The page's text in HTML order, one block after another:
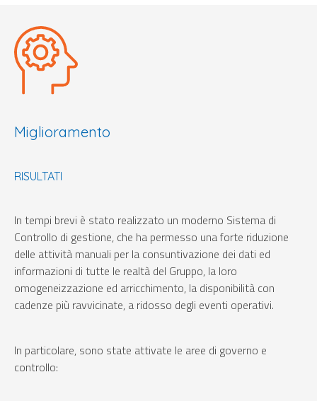
Miglioramento
RISULTATI
In tempi brevi è stato realizzato un moderno Sistema di
Controllo di gestione, che ha permesso una forte riduzione
delle attività manuali per la consuntivazione dei dati ed
informazioni di tutte le realtà del Gruppo, la loro
omogeneizzazione ed arricchimento, la disponibilità con
cadenze più ravvicinate, a ridosso degli eventi operativi.
In particolare, sono state attivate le aree di governo e
controllo: